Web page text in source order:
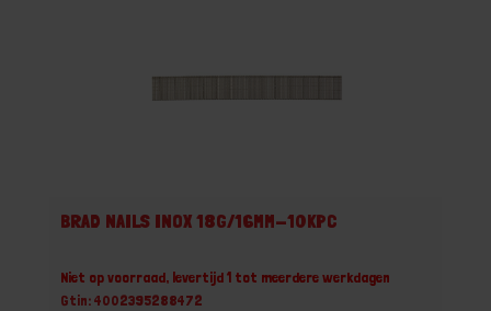
BRAD NAILS INOX 18G/16MM-10KPC
Niet op voorraad, levertijd 1 tot meerdere werkdagen
Gtin: 4002395288472